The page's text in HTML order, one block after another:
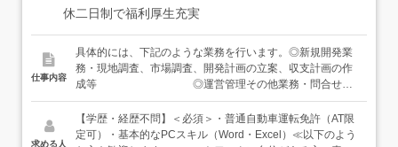
休二日制で福利厚生充実
仕事内容
具体的には、下記のような業務を行います。◎新規開発業
務・現地調査、市場調査、開発計画の立案、収支計画の作
成等 ◎運営管理その他業務・問合せ対
応、月極契約・解約他手続き全般・オーナー対応、管理報
告書作成・クレーム、トラブル対応・施設管理対応・レン
タカー事業のサポート業務・その他駐車場、駐輪場等の運
求める人
【学歴・経歴不問】＜必須＞・普通自動車運転免許（AT限
定可）・基本的なPCスキル（Word・Excel）≪以下のよう